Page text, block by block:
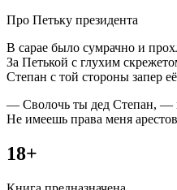
Про Петьку президента
В сарае было сумрачно и
За Петькой с глухим
Степан с той стороны запер
— Сволочь ты дед Степан, —
Не имеешь права меня
18+